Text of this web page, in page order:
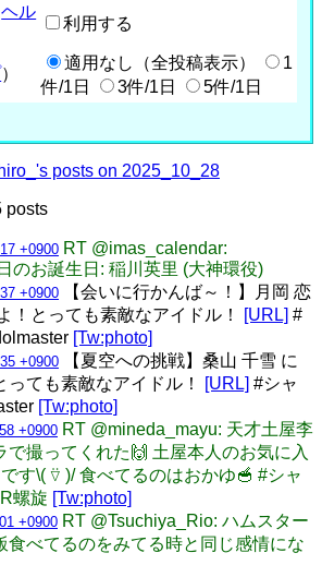
ヘル
利用する
）
適用なし（全投稿表示）
1
件/1日
3件/1日 5件/1日
posts on 2025_10_28
posts
+0900 RT @imas_calendar:
のお誕生日: 稲川英里 (大神環役)
+0900 【会いに行かんば～！】月岡 恋
！とっても素敵なアイドル！
[URL] #
[Tw:photo]
+0900 【夏空への挑戦】桑山 千雪 に
っても素敵なアイドル！
[URL] #シャ
[Tw:photo]
+0900 RT @mineda_mayu: 天才土屋李
で撮ってくれた🙌 土屋本人のお気に入
す\( ⍢ )/ 食べてるのはおかゆ🥣 #シャ
螺旋 [Tw:photo]
+0900 RT @Tsuchiya_Rio: ハムスター
食べてるのをみてる時と同じ感情にな